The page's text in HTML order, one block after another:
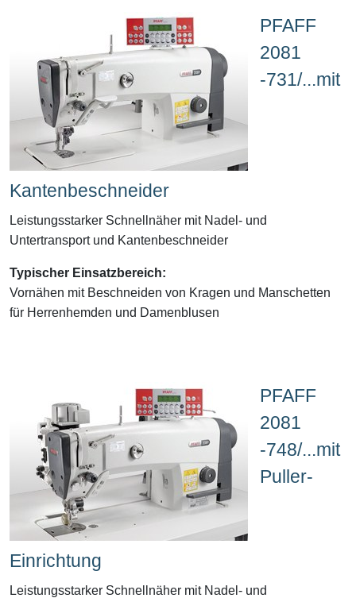
PFAFF
2081
-731/...mit
Kantenbeschneider
Leistungsstarker Schnellnäher mit Nadel- und
Untertransport und Kantenbeschneider
Typischer Einsatzbereich:
Vornähen mit Beschneiden von Kragen und Manschetten
für Herrenhemden und Damenblusen
PFAFF
2081
-748/...mit
Puller-
Einrichtung
Leistungsstarker Schnellnäher mit Nadel- und